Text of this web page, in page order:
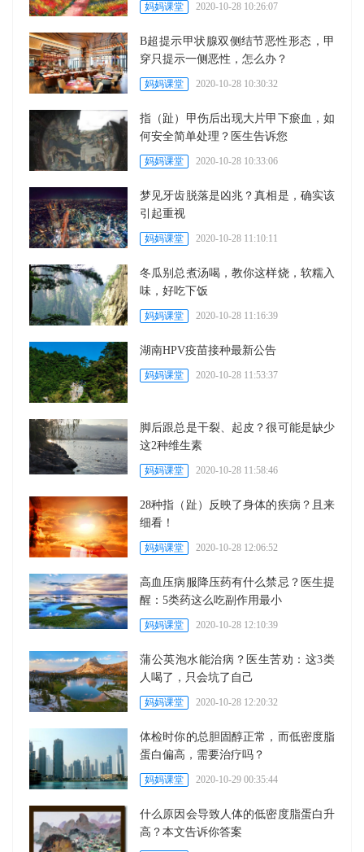
妈妈课堂 2020-10-28 10:26:07
B超提示甲状腺双侧结节恶性形态，甲
穿只提示一侧恶性，怎么办？
妈妈课堂 2020-10-28 10:30:32
指（趾）甲伤后出现大片甲下瘀血，如
何安全简单处理？医生告诉您
妈妈课堂 2020-10-28 10:33:06
梦见牙齿脱落是凶兆？真相是，确实该
引起重视
妈妈课堂 2020-10-28 11:10:11
冬瓜别总煮汤喝，教你这样烧，软糯入
味，好吃下饭
妈妈课堂 2020-10-28 11:16:39
湖南HPV疫苗接种最新公告
妈妈课堂 2020-10-28 11:53:37
脚后跟总是干裂、起皮？很可能是缺少
这2种维生素
妈妈课堂 2020-10-28 11:58:46
28种指（趾）反映了身体的疾病？且来
细看！
妈妈课堂 2020-10-28 12:06:52
高血压病服降压药有什么禁忌？医生提
醒：5类药这么吃副作用最小
妈妈课堂 2020-10-28 12:10:39
蒲公英泡水能治病？医生苦劝：这3类
人喝了，只会坑了自己
妈妈课堂 2020-10-28 12:20:32
体检时你的总胆固醇正常，而低密度脂
蛋白偏高，需要治疗吗？
妈妈课堂 2020-10-29 00:35:44
什么原因会导致人体的低密度脂蛋白升
高？本文告诉你答案